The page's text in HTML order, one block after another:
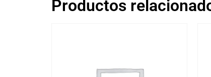
Productos